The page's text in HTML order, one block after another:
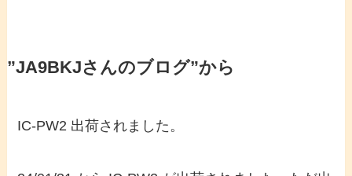
”JA9BKJさんのブログ”から
IC-PW2 出荷されました。